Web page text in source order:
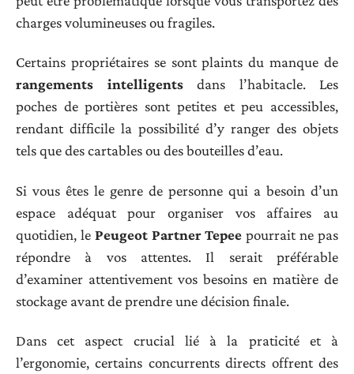
charges volumineuses ou fragiles.
Certains propriétaires se sont plaints du manque de
rangements intelligentsdans l’habitacle. Les
poches de portières sont petites et peu accessibles,
rendant difficile la possibilité d’y ranger des objets
tels que des cartables ou des bouteilles d’eau.
Si vous êtes le genre de personne qui a besoin d’un
espace adéquat pour organiser vos affaires au
quotidien, le Peugeot Partner Tepee pourrait ne pas
répondre à vos attentes. Il serait préférable
d’examiner attentivement vos besoins en matière de
stockage avant de prendre une décision finale.
Dans cet aspect crucial lié à la praticité et à
l’ergonomie, certains concurrents directs offrent des